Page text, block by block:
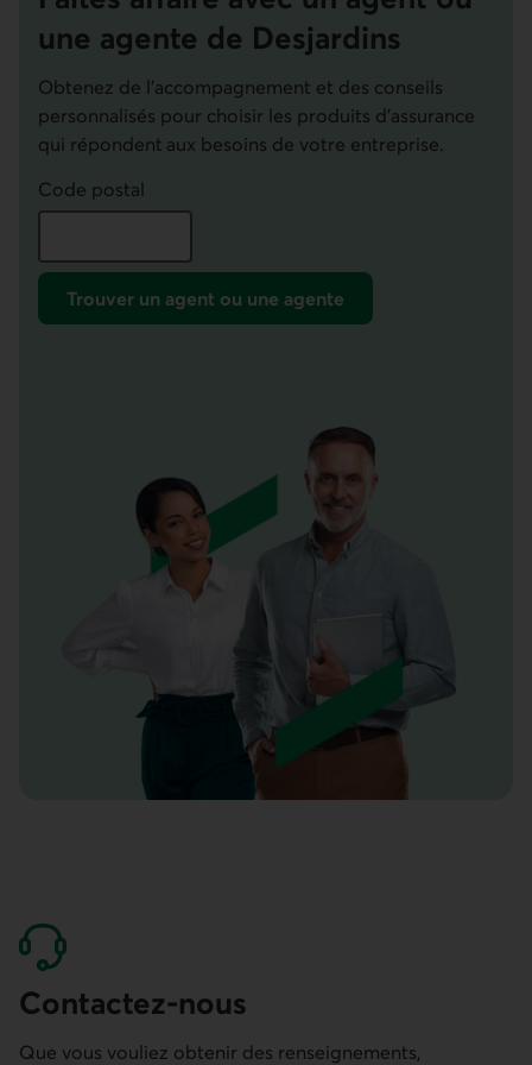
une agente de Desjardins
Obtenez de l'accompagnement et des conseils
personnalisés pour choisir les produits d’assurance
qui répondent aux besoins de votre entreprise.
Code postal
Trouver un agent ou une agente
Contactez-nous
Que vous vouliez obtenir des renseignements,